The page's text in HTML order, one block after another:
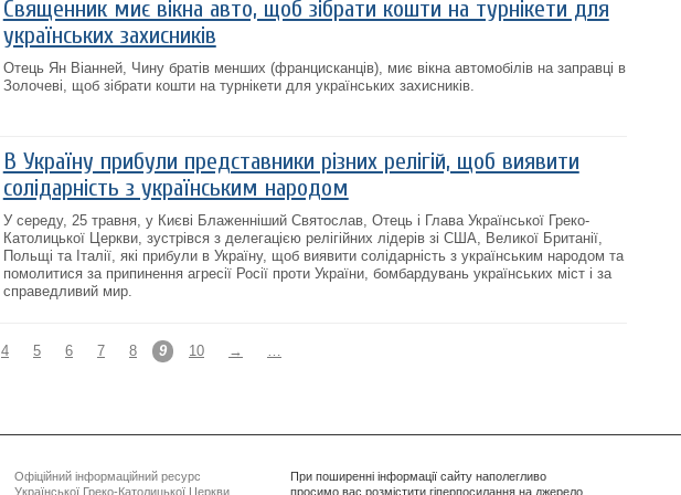
Священник миє вікна авто, щоб зібрати кошти на турнікети для
українських захисників
Отець Ян Віанней, Чину братів менших (францисканців), миє вікна автомобілів на заправці в
Золочеві, щоб зібрати кошти на турнікети для українських захисників.
В Україну прибули представники різних релігій, щоб виявити
солідарність з українським народом
У середу, 25 травня, у Києві Блаженніший Святослав, Отець і Глава Української Греко-
Католицької Церкви, зустрівся з делегацією релігійних лідерів зі США, Великої Британії,
Польщі та Італії, які прибули в Україну, щоб виявити солідарність з українським народом та
помолитися за припинення агресії Росії проти України, бомбардувань українських міст і за
справедливий мир.
4 5 6 7 8 9 10 →
Офіційний інформаційний ресурс
Української Греко-Католицької Церкви
При поширенні інформації сайту наполегливо
просимо вас розмістити гіперпосилання на джерело